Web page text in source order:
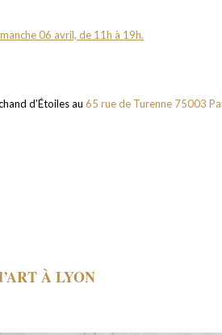
06 avril, de 11h à 19h.
d’Étoiles au 65 rue de Turenne 75003
À LYON